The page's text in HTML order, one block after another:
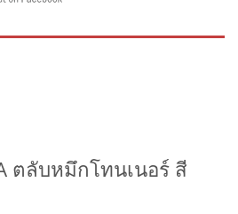
ตลับหมึกโทนเนอร์ สี